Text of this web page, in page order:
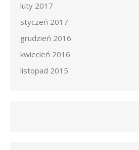
luty 2017
styczeń 2017
grudzień 2016
kwiecień 2016
listopad 2015